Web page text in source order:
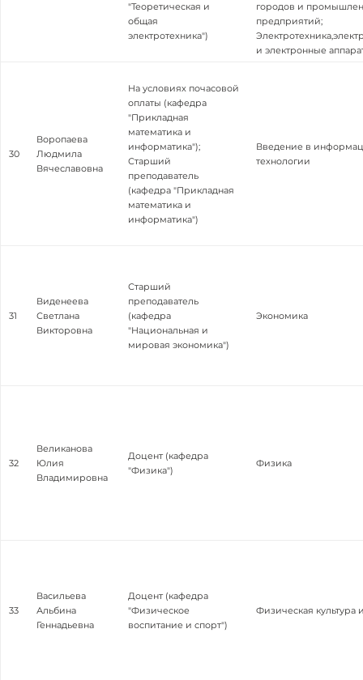
"Теоретическая и
общая
электротехника")
городов и
предприятий;
и электронные
30
Воропаева
Людмила
Вячеславовна
На условиях почасовой
оплаты (кафедра
"Прикладная
математика и
информатика");
Старший
преподаватель
(кафедра "Прикладная
математика и
информатика")
Введение в
технологии
31
Виденеева
Светлана
Викторовна
Старший
преподаватель
(кафедра
"Национальная и
мировая экономика")
Экономика
32
Великанова
Юлия
Владимировна
Доцент (кафедра
"Физика")
Физика
33
Васильева
Альбина
Геннадьевна
Доцент (кафедра
"Физическое
воспитание и спорт")
Физическая культура